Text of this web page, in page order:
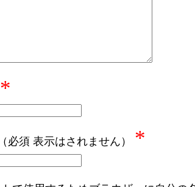
*
必須 表示はされません） *